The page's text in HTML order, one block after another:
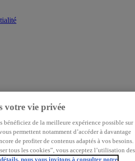
votre vie privée
bénéficiez de la meilleure expérience possible sur
permettent notamment d’accéder à davantage
de profiter de contenus adaptés à vos besoins.
tous les cookies”, vous acceptez l’utilisation des
nous vous invitons à consulter notre